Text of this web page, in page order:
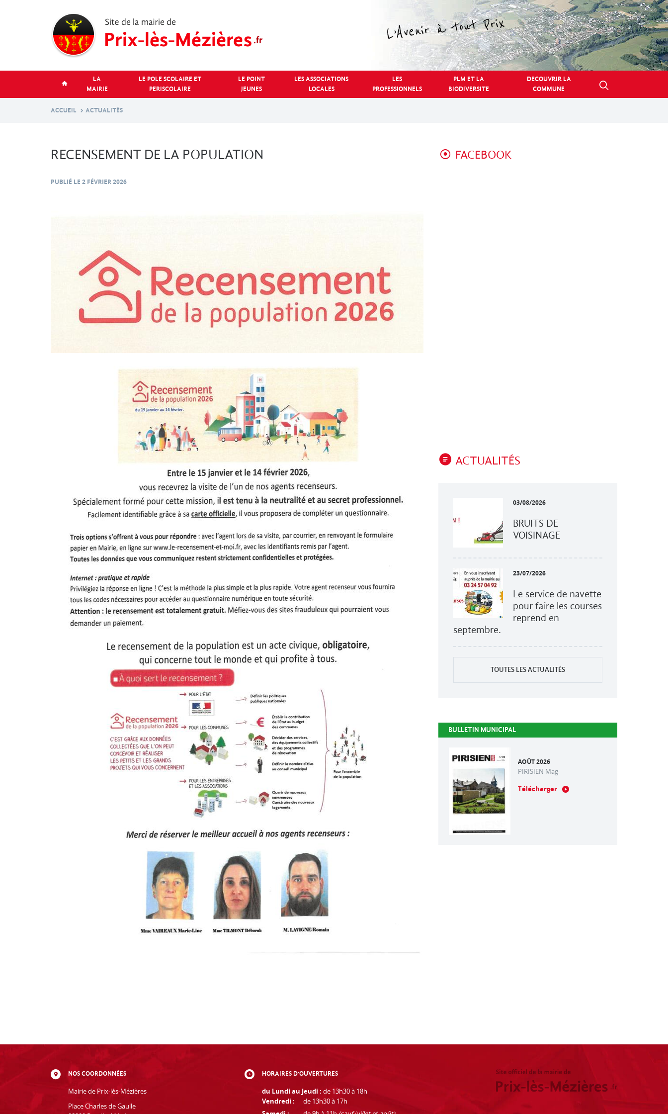
LA
MAIRIE
LE POLE SCOLAIRE ET
PERISCOLAIRE
LE POINT
JEUNES
LES ASSOCIATIONS
LOCALES
LES
PROFESSIONNELS
PLM ET LA
BIODIVERSITE
DECOUVRIR LA
COMMUNE
ACCUEIL ACTUALITÉS
RECENSEMENT DE LA POPULATION
PUBLIÉ LE 2 FÉVRIER 2026
FACEBOOK
ACTUALITÉS
03/08/2026
BRUITS DE
VOISINAGE
23/07/2026
Le service de navette
pour faire les courses
reprend en
septembre.
TOUTES LES ACTUALITÉS
BULLETIN MUNICIPAL
AOÛT 2026
PIRISIEN Mag
Télécharger
NOS COORDONNÉES
Mairie de Prix-lès-Mézières
Place Charles de Gaulle
HORAIRES D'OUVERTURES
du Lundi au Jeudi : de 13h30 à 18h
Vendredi :
de 13h30 à 17h